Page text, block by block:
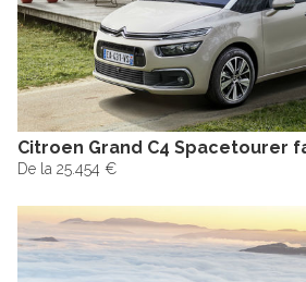
Citroen Grand C4 Spacetourer
De la 25.454 €